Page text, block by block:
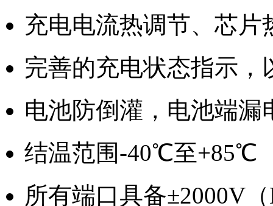
充电电流热调节、芯
完善的充电状态指示
电池防倒灌，电池端漏
结温范围-40℃至+85℃
所有端口具备±2000V